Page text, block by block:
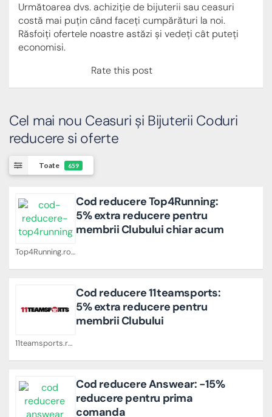
Următoarea dvs. achiziție de bijuterii sau ceasuri
costă mai puțin când faceți cumpărături la noi.
Răsfoiți ofertele noastre astăzi și vedeți cât puteți
economisi.
Rate this post
Cel mai nou Ceasuri și Bijuterii Coduri
reducere si oferte
Toate 659
Top4Running.ro Cupoane
Cod reducere Top4Running:
5% extra reducere pentru
membrii Clubului chiar acum
11teamsports.ro Cupoane
Cod reducere 11teamsports:
5% extra reducere pentru
membrii Clubului
Cod reducere Answear: -15%
reducere pentru prima
comanda